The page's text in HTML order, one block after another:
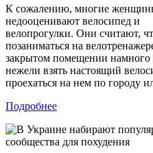
К сожалению, многие
недооценивают велосипед и
велопрогулки. Они считают,
позаниматься на
закрытом помещении намного
нежели взять настоящий
проехаться на нем по городу
Подробнее